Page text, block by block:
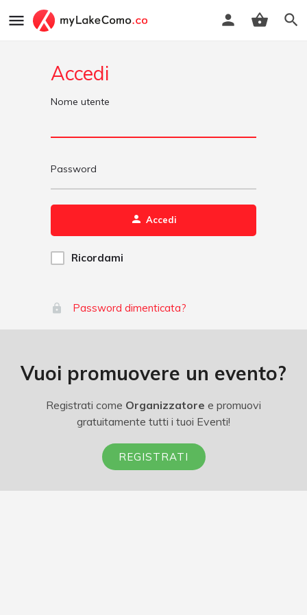
Accedi
Nome utente
Password
Accedi
Ricordami
Password dimenticata?
Vuoi promuovere un evento?
Registrati come Organizzatore e promuovi
gratuitamente tutti i tuoi Eventi!
REGISTRATI